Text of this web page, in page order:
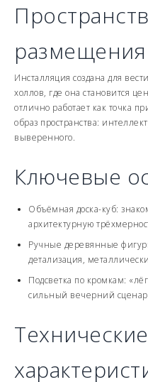
размещения
Инсталляция создана для
холлов, где она становится
отлично работает как точка
образ пространства:
выверенного.
Ключевые
Объёмная доска-куб:
архитектурную
Ручные деревянные
детализация,
Подсветка по кромкам:
сильный вечерний
Технические